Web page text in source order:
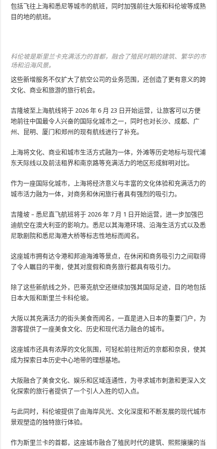
包括飞往上海和悉尼等城市的航班，同时加强前往大阪和科伦坡等成熟
目的地的航班。
科伦坡是斯里兰卡充满活力的首都，融合了殖民时期的建筑、繁华的市
场和沿海风景。
这些新增服务不仅扩大了航空公司的业务范围，还创造了更有意义的跨
文化、商业和旅游的旅行机会。
吉隆坡至上海航线将于 2026 年 6 月 23 日开始运营，让旅客可以方便
地前往中国最令人兴奋的国际化城市之一，同时也对长沙、成都、广
州、昆明、厦门和郑州的现有航线进行了补充。
上海将文化、商业和城市生活方式融为一体，外滩等历史地标与现代浦
东天际线以及前法租界和南京路等充满活力的地区形成鲜明对比。
作为一座国际化城市，上海将经济意义与丰富的文化体验和充满活力的
城市活力融为一体，对商务和休闲旅行者具有强烈的吸引力。
吉隆坡 – 悉尼直飞航班将于 2026 年 7 月 1 日开始运营，进一步加强巴
迪航空在澳大利亚的影响力。悉尼以其海港环境、沿海生活方式以及悉
尼歌剧院和悉尼海港大桥等标志性地标而闻名。
这座城市拥有达令港和邦迪海滩等景点，在休闲和商务吸引力之间取得
了令人瞩目的平衡，使其对度假和商务旅行都具有吸引力。
除了这些新航线之外，巴蒂克航空还继续加强其国际足迹，目的地包括
日本大阪和斯里兰卡科伦坡。
大阪以其充满活力的街头美食而闻名，一直是进入日本的重要门户，为
游客提供了一座美食文化、历史和现代活力融合的城市。
这座城市还具有浓厚的文化氛围，可轻松前往附近的京都和奈良，使其
成为探索日本历史中心地带的理想基地。
大阪融合了美食文化、娱乐和区域连通性，为寻求城市刺激和更深入文
化探索的旅行者提供了一个引人入胜的切入点。
与此同时，科伦坡提供了由海岸风光、文化深度和不断发展的现代城市
景观塑造的独特旅行体验。
作为斯里兰卡的首都，这座城市融合了殖民时代的建筑、熙熙攘攘的当